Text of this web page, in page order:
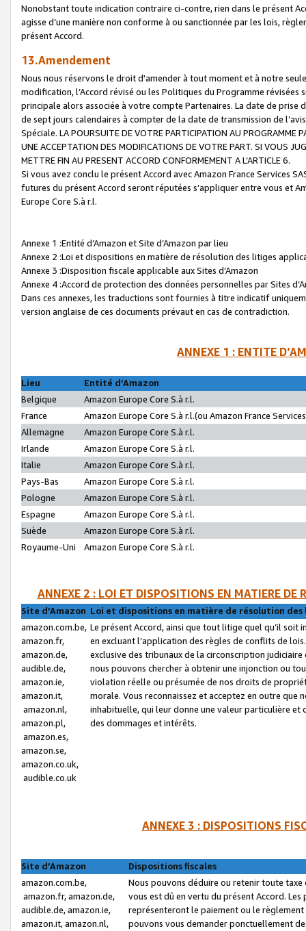
Nonobstant toute indication contraire ci-contre, rien dans le présent
agisse d’une manière non conforme à ou sanctionnée par les lois,
présent Accord.
13.Amendement
Nous nous réservons le droit d'amender à tout moment et à notre
modification, l’Accord révisé ou les Politiques du Programme
principale alors associée à votre compte Partenaires. La date de
de sept jours calendaires à compter de la date de transmission de
Spéciale. LA POURSUITE DE VOTRE PARTICIPATION AU PROGRAMME
UNE ACCEPTATION DES MODIFICATIONS DE VOTRE PART. SI VOUS
METTRE FIN AU PRESENT ACCORD CONFORMEMENT A L’ARTICLE 6.
Si vous avez conclu le présent Accord avec Amazon France Services
futures du présent Accord seront réputées s’appliquer entre vous et
Europe Core S.à r.l.
Annexe 1 :Entité d’Amazon et Site d’Amazon par lieu
Annexe 2 :Loi et dispositions en matière de résolution des litiges
Annexe 3 :Disposition fiscale applicable aux Sites d’Amazon
Annexe 4 :Accord de protection des données personnelles par Sites
Dans ces annexes, les traductions sont fournies à titre indicatif
version anglaise de ces documents prévaut en cas de contradiction.
ANNEXE 1 : ENTITE
Lieu
Entité d’Amazon
Belgique
Amazon Europe Core S.à r.l.
France
Amazon Europe Core S.à r.l.(ou Amazon France
Allemagne
Amazon Europe Core S.à r.l.
Irlande
Amazon Europe Core S.à r.l.
Italie
Amazon Europe Core S.à r.l.
Pays-Bas
Amazon Europe Core S.à r.l.
Pologne
Amazon Europe Core S.à r.l.
Espagne
Amazon Europe Core S.à r.l.
Suède
Amazon Europe Core S.à r.l.
Royaume-Uni
Amazon Europe Core S.à r.l.
ANNEXE 2 : LOI ET DISPOSITIONS EN MATIERE DE
Site d’Amazon Loi et dispositions en matière de résolution
amazon.com.be,
amazon.fr,
amazon.de,
audible.de,
amazon.ie,
amazon.it,
amazon.nl,
amazon.pl,
amazon.es,
amazon.se,
amazon.co.uk,
audible.co.uk
Le présent Accord, ainsi que tout litige quel qu’il soit
en excluant l’application des règles de conflits de
exclusive des tribunaux de la circonscription
nous pouvons chercher à obtenir une injonction ou
violation réelle ou présumée de nos droits de
morale. Vous reconnaissez et acceptez en outre que
inhabituelle, qui leur donne une valeur particulière
des dommages et intérêts.
ANNEXE 3 : DISPOSITIONS
Site d’Amazon
Dispositions fiscales
amazon.com.be,
amazon.fr, amazon.de,
audible.de, amazon.ie,
amazon.it, amazon.nl,
Nous pouvons déduire ou retenir toute
vous est dû en vertu du présent Accord.
représenteront le paiement ou le
pouvons vous demander ponctuellement